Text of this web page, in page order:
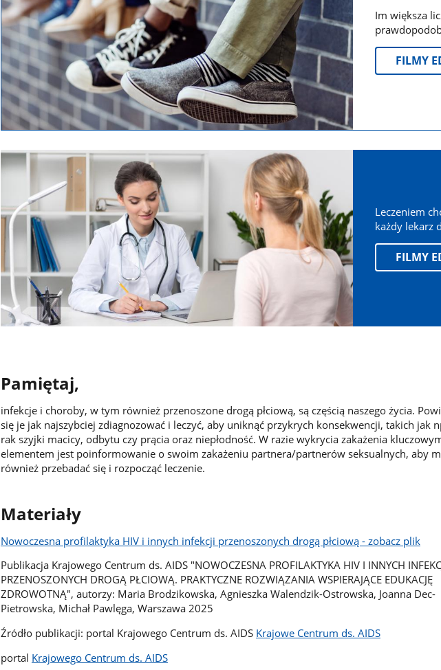
Im większa
FILMY
Leczeniem
każdy lekarz
FILMY
Pamiętaj,
infekcje i choroby, w tym również przenoszone drogą płciową, są częścią naszego życia.
się je jak najszybciej zdiagnozować i leczyć, aby uniknąć przykrych konsekwencji, takich jak
rak szyjki macicy, odbytu czy prącia oraz niepłodność. W razie wykrycia zakażenia
elementem jest poinformowanie o swoim zakażeniu partnera/partnerów seksualnych, aby
również przebadać się i rozpocząć leczenie.
Materiały
Nowoczesna profilaktyka HIV i innych infekcji przenoszonych drogą płciową - zobacz plik
Publikacja Krajowego Centrum ds. AIDS "NOWOCZESNA PROFILAKTYKA HIV I INNYCH
PRZENOSZONYCH DROGĄ PŁCIOWĄ. PRAKTYCZNE ROZWIĄZANIA WSPIERAJĄCE EDUKACJĘ
ZDROWOTNĄ", autorzy: Maria Brodzikowska, Agnieszka Walendzik-Ostrowska, Joanna Dec-
Pietrowska, Michał Pawlęga, Warszawa 2025
Źródło publikacji: portal Krajowego Centrum ds. AIDS Krajowe Centrum ds. AIDS
portal Krajowego Centrum ds. AIDS